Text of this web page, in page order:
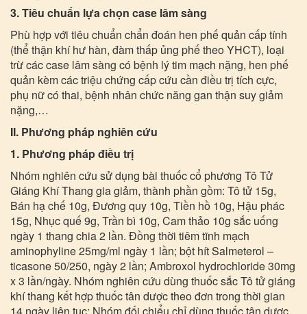
3. Tiêu chuẩn lựa chọn case lâm sàng
Phù hợp với tiêu chuẩn chẩn đoán hen phế quản cấp tính
(thể thận khí hư hàn, đàm thấp ủng phế theo YHCT), loại
trừ các case lâm sàng có bệnh lý tim mạch nặng, hen phế
quản kèm các triệu chứng cấp cứu cần điều trị tích cực,
phụ nữ có thai, bệnh nhân chức năng gan thận suy giảm
nặng,…
II. Phương pháp nghiên cứu
1. Phương pháp điều trị
Nhóm nghiên cứu sử dụng bài thuốc cổ phương Tô Tử
Giáng Khí Thang gia giảm, thành phần gồm: Tô tử 15g,
Bán hạ chế 10g, Đương quy 10g, Tiền hồ 10g, Hậu phác
15g, Nhục quế 9g, Trần bì 10g, Cam thảo 10g sắc uống
ngày 1 thang chia 2 lần. Đồng thời tiêm tĩnh mạch
aminophyline 25mg/ml ngày 1 lần; bột hít Salmeterol –
ticasone 50/250, ngày 2 lần; Ambroxol hydrochloride 30mg
x 3 lần/ngày. Nhóm nghiên cứu dùng thuốc sắc Tô tử giáng
khí thang kết hợp thuốc tân dược theo đơn trong thời gian